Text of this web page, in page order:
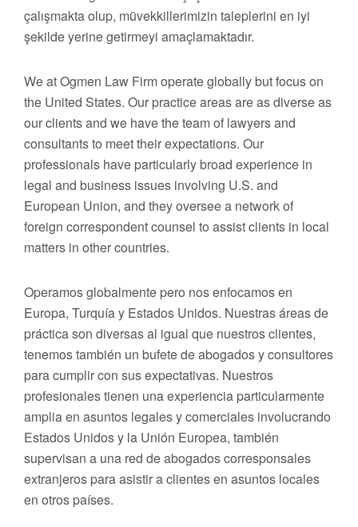
çalışmakta olup, müvekkillerimizin taleplerini en iyi
şekilde yerine getirmeyi amaçlamaktadır.
We at Ogmen Law Firm operate globally but focus on
the United States. Our practice areas are as diverse as
our clients and we have the team of lawyers and
consultants to meet their expectations. Our
professionals have particularly broad experience in
legal and business issues involving U.S. and
European Union, and they oversee a network of
foreign correspondent counsel to assist clients in local
matters in other countries.
Operamos globalmente pero nos enfocamos en
Europa, Turquía y Estados Unidos. Nuestras áreas de
práctica son diversas al igual que nuestros clientes,
tenemos también un bufete de abogados y consultores
para cumplir con sus expectativas. Nuestros
profesionales tienen una experiencia particularmente
amplia en asuntos legales y comerciales involucrando
Estados Unidos y la Unión Europea, también
supervisan a una red de abogados corresponsales
extranjeros para asistir a clientes en asuntos locales
en otros países.